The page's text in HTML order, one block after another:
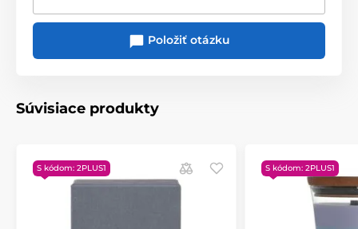
vône. Patentovaný tvar dreveného knôtu
Innovation vytvára upokojujúci zvuk praskajúceho
Položiť otázku
Súvisiace produkty
S kódom: 2PLUS1 S kódom: 2PLUS1